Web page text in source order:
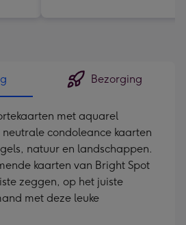
Bezorging
met aquarel
condoleance kaarten
natuur en landschappen.
kaarten van Bright Spot
zeggen, op het juiste
met deze leuke